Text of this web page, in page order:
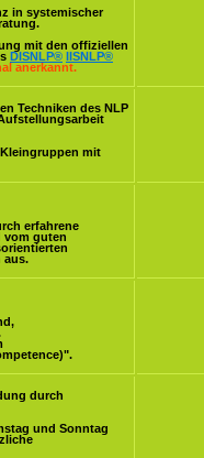
in systemischer
mit den offiziellen
DISNLP® IISNLP®
anerkannt.
Techniken des NLP
mit
erfahrene
vom guten
aus.
durch
und Sonntag